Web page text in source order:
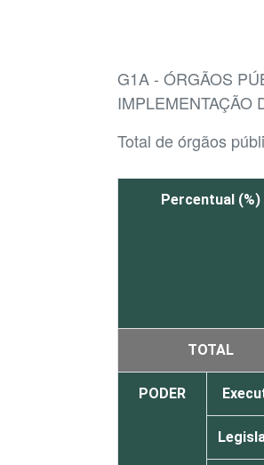
G1A - ÓRGÃOS
IMPLEMENTAÇÃO
Total de órgãos
Percentual (%)
TOTAL
PODER